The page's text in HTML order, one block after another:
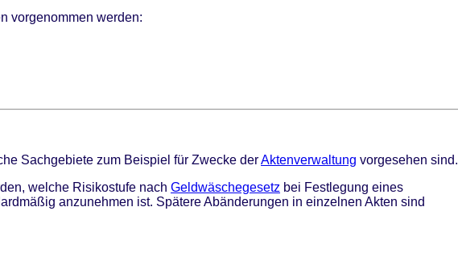
vorgenommen werden:
Sachgebiete zum Beispiel für Zwecke derAktenverwaltung vorgesehen sind.
welche Risikostufe nach Geldwäschegesetz bei Festlegung eines
anzunehmen ist. Spätere Abänderungen in einzelnen Akten sind